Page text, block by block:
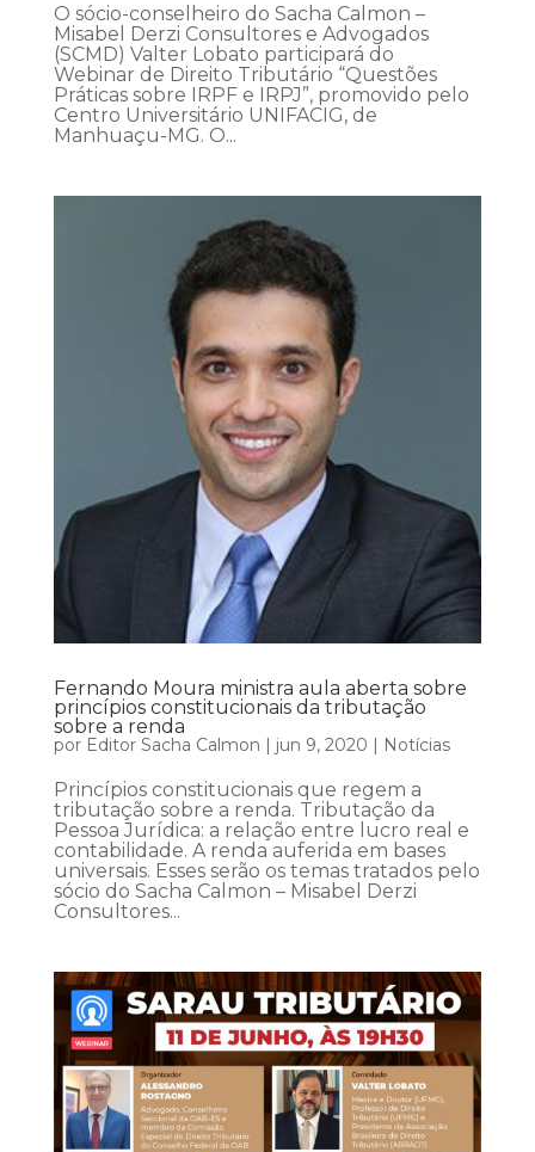
O sócio-conselheiro do Sacha Calmon –
Misabel Derzi Consultores e Advogados
(SCMD) Valter Lobato participará do
Webinar de Direito Tributário “Questões
Práticas sobre IRPF e IRPJ”, promovido pelo
Centro Universitário UNIFACIG, de
Manhuaçu-MG. O...
Fernando Moura ministra aula aberta sobre
princípios constitucionais da tributação
sobre a renda
por Editor Sacha Calmon | jun 9, 2020 | Notícias
Princípios constitucionais que regem a
tributação sobre a renda. Tributação da
Pessoa Jurídica: a relação entre lucro real e
contabilidade. A renda auferida em bases
universais. Esses serão os temas tratados pelo
sócio do Sacha Calmon – Misabel Derzi
Consultores...